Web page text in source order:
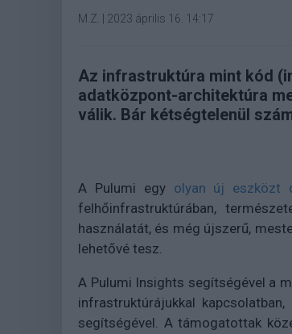
M.Z. 2023 április 16. 14:17
Az infrastruktúra mint kód
adatközpont-architektúra
válik. Bár kétségtelenül
A Pulumi egy olyan új eszközt
felhőinfrastruktúrában,
használatát, és még újszerű,
lehetővé tesz.
A Pulumi Insights segítségével a
infrastruktúrájukkal
segítségével. A támogatottak